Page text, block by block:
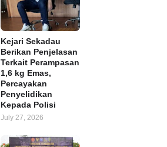
Kejari Sekadau
Berikan Penjelasan
Terkait Perampasan
1,6 kg Emas,
Percayakan
Penyelidikan
Kepada Polisi
July 27, 2026